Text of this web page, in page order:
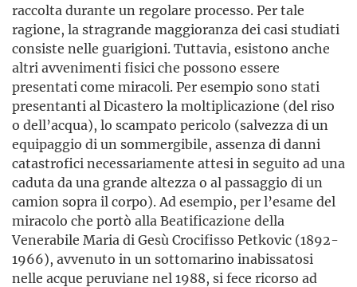
raccolta durante un regolare processo. Per tale
ragione, la stragrande maggioranza dei casi studiati
consiste nelle guarigioni. Tuttavia, esistono anche
altri avvenimenti fisici che possono essere
presentati come miracoli. Per esempio sono stati
presentanti al Dicastero la moltiplicazione (del riso
o dell’acqua), lo scampato pericolo (salvezza di un
equipaggio di un sommergibile, assenza di danni
catastrofici necessariamente attesi in seguito ad una
caduta da una grande altezza o al passaggio di un
camion sopra il corpo). Ad esempio, per l’esame del
miracolo che portò alla Beatificazione della
Venerabile Maria di Gesù Crocifisso Petkovic (1892-
1966), avvenuto in un sottomarino inabissatosi
nelle acque peruviane nel 1988, si fece ricorso ad